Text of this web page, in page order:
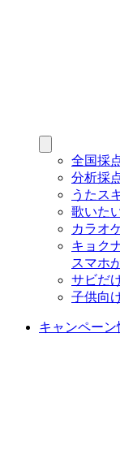
全国採
分析採
うたス
歌いた
カラオ
キョク
スマホ
サビだ
子供向
キャンペーン